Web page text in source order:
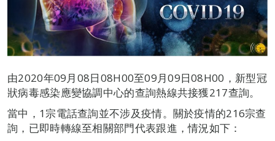
由2020年09月08日08H00至09月09日08H00，新型冠
狀病毒感染應變協調中心的查詢熱線共接獲217查詢。
當中，1宗電話查詢並不涉及疫情。關於疫情的216宗查
詢，已即時轉線至相關部門代表跟進，情況如下：